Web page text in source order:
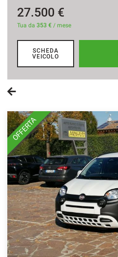
27.500 €
Tua da 353 € / mese
SCHEDA
VEICOLO
OFFERTA